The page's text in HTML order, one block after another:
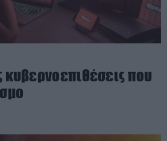
κυβερνοεπιθέσεις που